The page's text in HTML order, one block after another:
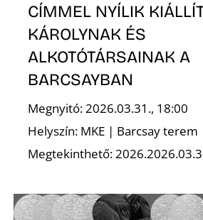
CÍMMEL NYÍLIK
KÁROLYNAK ÉS
ALKOTÓTÁRSAINAK A
BARCSAYBAN
Megnyitó: 2026.03.31., 18:00
Helyszín: MKE | Barcsay terem
Megtekinthető: